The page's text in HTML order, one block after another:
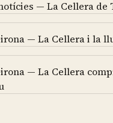
— La Cellera
— La Cellera i la
— La Cellera